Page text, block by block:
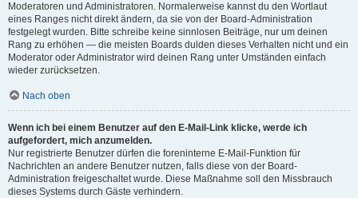
Moderatoren und Administratoren. Normalerweise kannst du den Wortlaut
eines Ranges nicht direkt ändern, da sie von der Board-Administration
festgelegt wurden. Bitte schreibe keine sinnlosen Beiträge, nur um deinen
Rang zu erhöhen — die meisten Boards dulden dieses Verhalten nicht und ein
Moderator oder Administrator wird deinen Rang unter Umständen einfach
wieder zurücksetzen.
Nach oben
Wenn ich bei einem Benutzer auf den E-Mail-Link klicke, werde ich
aufgefordert, mich anzumelden.
Nur registrierte Benutzer dürfen die foreninterne E-Mail-Funktion für
Nachrichten an andere Benutzer nutzen, falls diese von der Board-
Administration freigeschaltet wurde. Diese Maßnahme soll den Missbrauch
dieses Systems durch Gäste verhindern.